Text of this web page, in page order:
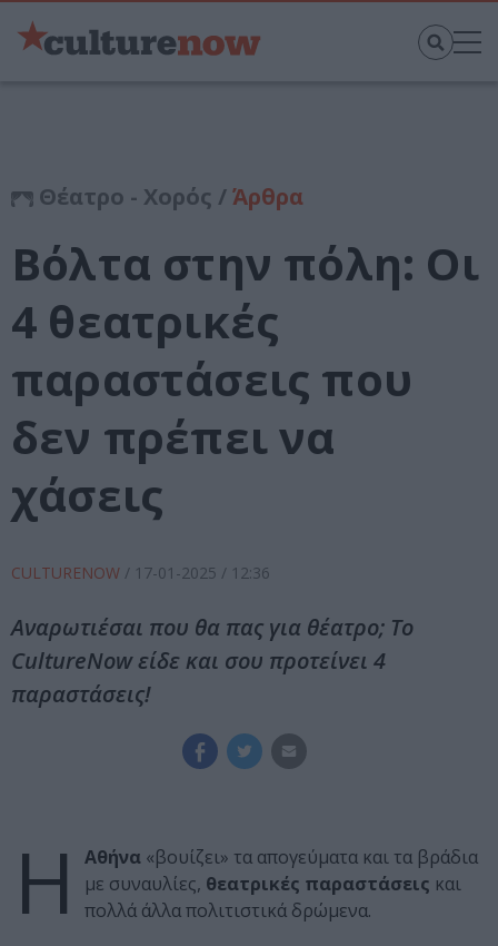
Θέατρο - Χορός /Άρθρα
Βόλτα στην πόλη: Οι
4 θεατρικές
παραστάσεις που
δεν πρέπει να
χάσεις
CULTURENOW / 17-01-2025 / 12:36
Αναρωτιέσαι που θα πας για θέατρο; Τo
CultureNow είδε και σου προτείνει 4
παραστάσεις!
Η Αθήνα «βουίζει» τα απογεύματα και τα βράδια
με συναυλίες, θεατρικές παραστάσεις και
πολλά άλλα πολιτιστικά δρώμενα.